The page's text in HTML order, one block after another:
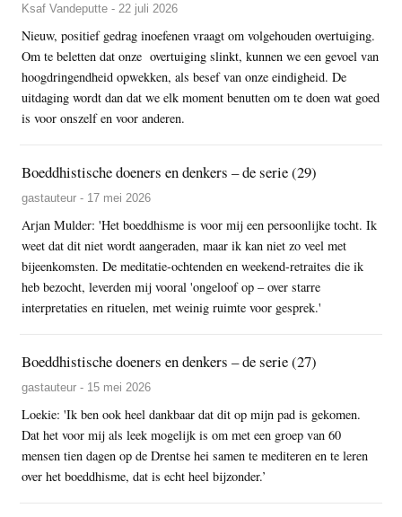
Ksaf Vandeputte - 22 juli 2026
Nieuw, positief gedrag inoefenen vraagt om volgehouden overtuiging.
Om te beletten dat onze overtuiging slinkt, kunnen we een gevoel van
hoogdringendheid opwekken, als besef van onze eindigheid. De
uitdaging wordt dan dat we elk moment benutten om te doen wat goed
is voor onszelf en voor anderen.
Boeddhistische doeners en denkers – de serie (29)
gastauteur - 17 mei 2026
Arjan Mulder: 'Het boeddhisme is voor mij een persoonlijke tocht. Ik
weet dat dit niet wordt aangeraden, maar ik kan niet zo veel met
bijeenkomsten. De meditatie-ochtenden en weekend-retraites die ik
heb bezocht, leverden mij vooral 'ongeloof op – over starre
interpretaties en rituelen, met weinig ruimte voor gesprek.'
Boeddhistische doeners en denkers – de serie (27)
gastauteur - 15 mei 2026
Loekie: 'Ik ben ook heel dankbaar dat dit op mijn pad is gekomen.
Dat het voor mij als leek mogelijk is om met een groep van 60
mensen tien dagen op de Drentse hei samen te mediteren en te leren
over het boeddhisme, dat is echt heel bijzonder.’